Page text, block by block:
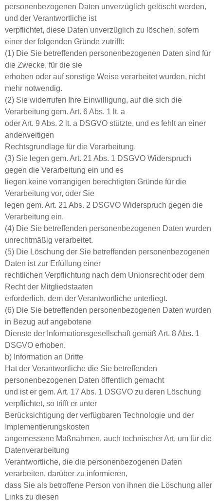
personenbezogenen Daten unverzüglich gelöscht werden,
und der Verantwortliche ist
verpflichtet, diese Daten unverzüglich zu löschen, sofern
einer der folgenden Gründe zutrifft:
(1) Die Sie betreffenden personenbezogenen Daten sind für
die Zwecke, für die sie
erhoben oder auf sonstige Weise verarbeitet wurden, nicht
mehr notwendig.
(2) Sie widerrufen Ihre Einwilligung, auf die sich die
Verarbeitung gem. Art. 6 Abs. 1 lt. a
oder Art. 9 Abs. 2 lt. a DSGVO stützte, und es fehlt an einer
anderweitigen
Rechtsgrundlage für die Verarbeitung.
(3) Sie legen gem. Art. 21 Abs. 1 DSGVO Widerspruch
gegen die Verarbeitung ein und es
liegen keine vorrangigen berechtigten Gründe für die
Verarbeitung vor, oder Sie
legen gem. Art. 21 Abs. 2 DSGVO Widerspruch gegen die
Verarbeitung ein.
(4) Die Sie betreffenden personenbezogenen Daten wurden
unrechtmäßig verarbeitet.
(5) Die Löschung der Sie betreffenden personenbezogenen
Daten ist zur Erfüllung einer
rechtlichen Verpflichtung nach dem Unionsrecht oder dem
Recht der Mitgliedstaaten
erforderlich, dem der Verantwortliche unterliegt.
(6) Die Sie betreffenden personenbezogenen Daten wurden
in Bezug auf angebotene
Dienste der Informationsgesellschaft gemäß Art. 8 Abs. 1
DSGVO erhoben.
b) Information an Dritte
Hat der Verantwortliche die Sie betreffenden
personenbezogenen Daten öffentlich gemacht
und ist er gem. Art. 17 Abs. 1 DSGVO zu deren Löschung
verpflichtet, so trifft er unter
Berücksichtigung der verfügbaren Technologie und der
Implementierungskosten
angemessene Maßnahmen, auch technischer Art, um für die
Datenverarbeitung
Verantwortliche, die die personenbezogenen Daten
verarbeiten, darüber zu informieren,
dass Sie als betroffene Person von ihnen die Löschung aller
Links zu diesen